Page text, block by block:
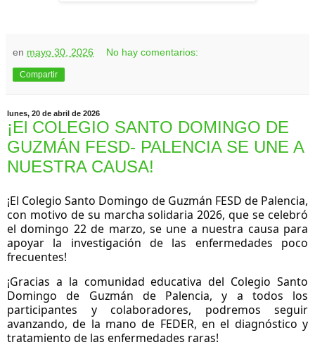
en mayo 30, 2026 No hay comentarios:
Compartir
lunes, 20 de abril de 2026
¡El COLEGIO SANTO DOMINGO DE
GUZMÁN FESD- PALENCIA SE UNE A
NUESTRA CAUSA!
¡El Colegio Santo Domingo de Guzmán FESD de Palencia,
con motivo de su marcha solidaria 2026, que se celebró
el domingo 22 de marzo, se une a nuestra causa para
apoyar la investigación de las enfermedades poco
frecuentes!
¡Gracias a la comunidad educativa del Colegio Santo
Domingo de Guzmán de Palencia, y a todos los
participantes y colaboradores, podremos seguir
avanzando, de la mano de FEDER, en el diagnóstico y
tratamiento de las enfermedades raras!